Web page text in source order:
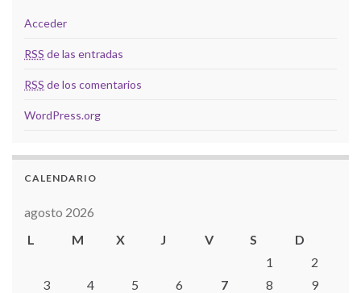
Acceder
RSS de las entradas
RSS de los comentarios
WordPress.org
CALENDARIO
agosto 2026
L
M X J V S D
1
2
3
4 5 6 7 8
9